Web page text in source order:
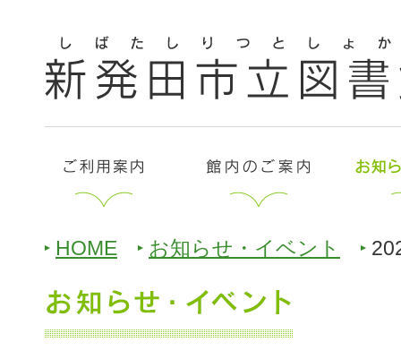
HOME お知らせ・イベント